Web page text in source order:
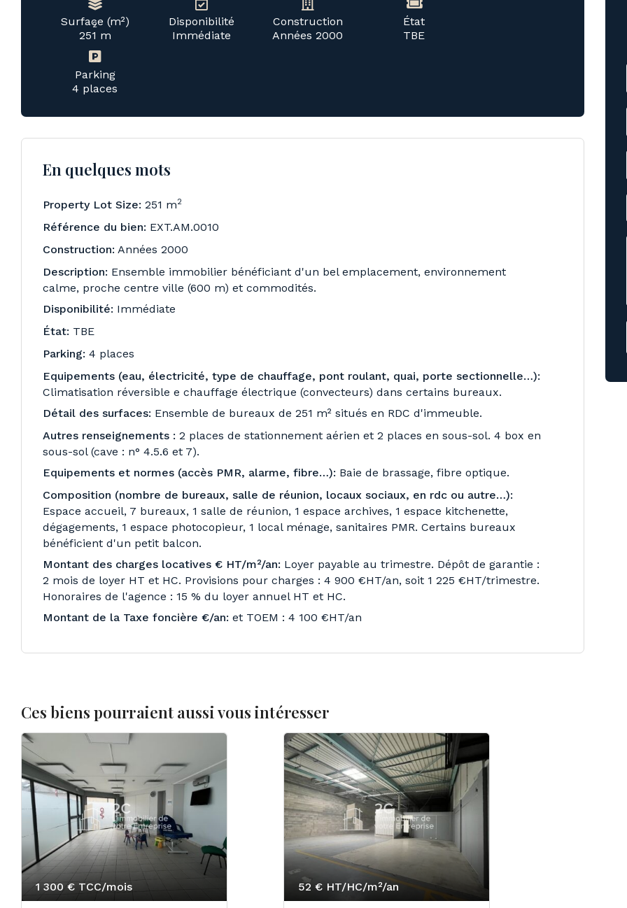
251 m
2
Surface (m²)
Immédiate
Disponibilité
Années 2000
Construction
TBE
État
4 places
Parking
En quelques mots
Property Lot Size: 251 m2
Référence du bien: EXT.AM.0010
Construction: Années 2000
Description: Ensemble immobilier bénéficiant d'un bel emplacement, environnement
calme, proche centre ville (600 m) et commodités.
Disponibilité: Immédiate
État: TBE
Parking: 4 places
Equipements (eau, électricité, type de chauffage, pont roulant, quai, porte sectionnelle…):
Climatisation réversible e chauffage électrique (convecteurs) dans certains bureaux.
Détail des surfaces: Ensemble de bureaux de 251 m² situés en RDC d'immeuble.
Autres renseignements : 2 places de stationnement aérien et 2 places en sous-sol. 4 box en
sous-sol (cave : n° 4.5.6 et 7).
Equipements et normes (accès PMR, alarme, fibre…): Baie de brassage, fibre optique.
Composition (nombre de bureaux, salle de réunion, locaux sociaux, en rdc ou autre…):
Espace accueil, 7 bureaux, 1 salle de réunion, 1 espace archives, 1 espace kitchenette,
dégagements, 1 espace photocopieur, 1 local ménage, sanitaires PMR. Certains bureaux
bénéficient d'un petit balcon.
Montant des charges locatives € HT/m²/an: Loyer payable au trimestre. Dépôt de garantie :
2 mois de loyer HT et HC. Provisions pour charges : 4 900 €HT/an, soit 1 225 €HT/trimestre.
Honoraires de l'agence : 15 % du loyer annuel HT et HC.
Montant de la Taxe foncière €/an: et TOEM : 4 100 €HT/an
Ces biens pourraient aussi vous intéresser
1 300 € TCC/mois 52 € HT/HC/m²/an